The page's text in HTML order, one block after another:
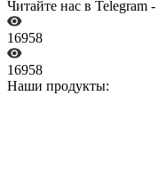
Читайте нас в Telegram -
16958
16958
Наши продукты: